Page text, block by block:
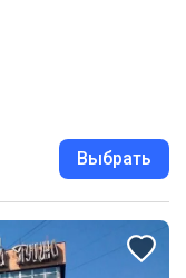
Выбрать